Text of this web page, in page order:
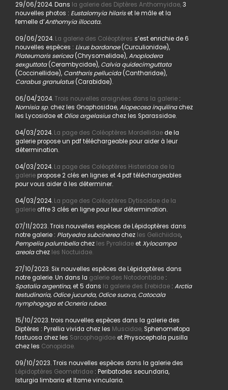
29/06/2024. Dans la galerie des Diptères Anthomyidae,3
nouvelles photos : Eustalomyia hilariset le mâle et la
femelle d’Anthomyia illocata.
09/06/2024.La galerie des Coléoptères s’est enrichie de 6
nouvelles espèces : Lixus bardanae(Curculionidae),
Plateumaris sericea(Chrysomelidae),Anoplodera
sexguttata(Cerambycidae), Calvia quidecimguttata
(Coccinellidae), Cantharis pellucida(Cantharidae),
Carabus granulatus(Carabidae).
06/04/2024.Trois nouvelles araignées dans la galerie:
Nomisia sp. chez les Gnaphosidae,Alopecosa inquilinachez
les Lycosidae et Olios argelasiuschez les Sparassidae.
04/03/2024. La page des Coléoptères Mordellidaede la
galerie propose un pdf téléchargeable pour aider à leur
détermination.
04/03/2024. La page des Coléoptères Histeridae de la
galeriepropose 2 clés en lignes et 4 pdf téléchargeables
pour vous aider à les déterminer.
04/03/2024. La page des Coléoptères Dytiscidae de la
galerieoffre 3 clés en ligne pour leur détermination.
07/11/2023. Trois nouvelles espèces de Lépidoptères dans
notre galerie : Platyedra subcinereachez les Gelichiidae,
Pempelia palumbellachez les PyralidaeetXylocampa
areolachez les Noctuidae.
27/10/2023. Six nouvelles espèces de Lépidoptères dans
notre galerie. Un dans la galerie des Notodontidae:
Spatalia argentina, et 5 dans la galerie des Erebidae: Arctia
testudinaria, Odice jucunda, Odice suava, Catocala
nymphogoga et Ocneria rubea.
15/10/2023. trois nouvelles espèces dans la galerie des
Diptères : Pyrellia vivida chez les Muscidae,Sphenometopa
fastuosa chez les Sarcophagidaeet Physocephala pusilla
chez les Conopidae.
09/10/2023. Trois nouvelles espèces dans la galerie des
Lépidoptères Geometridae: Peribatodes secundaria,
Isturgia limbaria et Itame vincularia.